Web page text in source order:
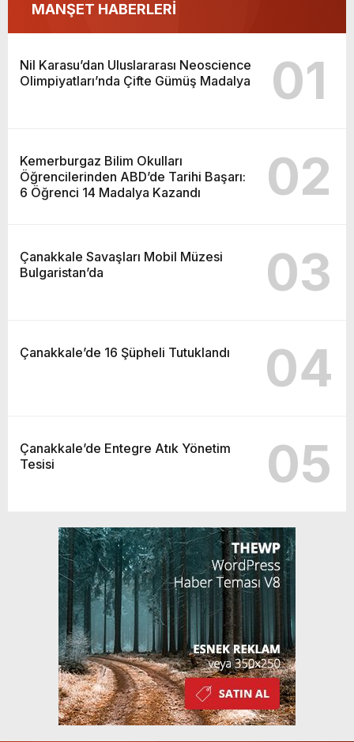
MANŞET HABERLERİ
Nil Karasu’dan Uluslararası Neoscience
Olimpiyatları’nda Çifte Gümüş Madalya
01
Kemerburgaz Bilim Okulları
Öğrencilerinden ABD’de Tarihi Başarı:
6 Öğrenci 14 Madalya Kazandı
02
Çanakkale Savaşları Mobil Müzesi
Bulgaristan’da
03
Çanakkale’de 16 Şüpheli Tutuklandı 04
Çanakkale’de Entegre Atık Yönetim
Tesisi
05